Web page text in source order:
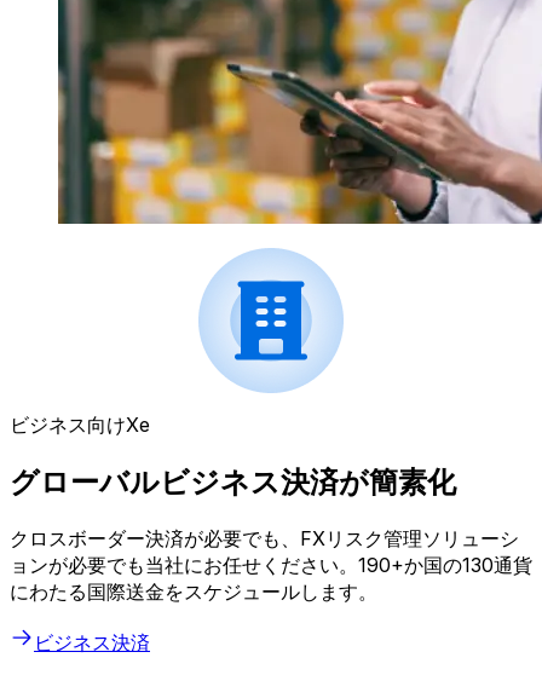
ビジネス向けXe
グローバルビジネス決済が簡素化
クロスボーダー決済が必要でも、FXリスク管理ソリューシ
ョンが必要でも当社にお任せください。190+か国の130通貨
にわたる国際送金をスケジュールします。
ビジネス決済